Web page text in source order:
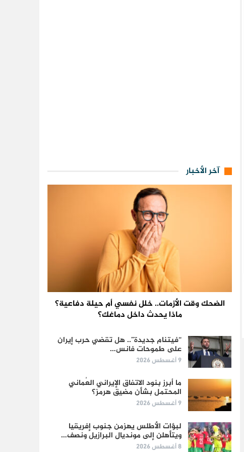
آخر الأخبار
الضحك وقت الأزمات.. خلل نفسي أم حيلة دفاعية؟
ماذا يحدث داخل دماغك؟
“فيتنام جديدة”.. هل تقضي حرب إيران
على طموحات فانس…
9 أغسطس 2026
ما أبرز بنود الاتفاق الإيراني العُماني
المحتمل بشأن مضيق هرمز؟
9 أغسطس 2026
لبؤات الأطلس يهزمن جنوب إفريقيا
ويتأهلن إلى مونديال البرازيل ونصف…
8 أغسطس 2026